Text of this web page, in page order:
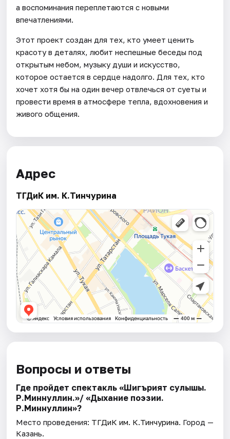
а воспоминания переплетаются с новыми
впечатлениями.
Этот проект создан для тех, кто умеет ценить
красоту в деталях, любит неспешные беседы под
открытым небом, музыку души и искусство,
которое остается в сердце надолго. Для тех, кто
хочет хотя бы на один вечер отвлечься от суеты и
провести время в атмосфере тепла, вдохновения и
живого общения.
Адрес
ТГДиК им. К.Тинчурина
Вопросы и ответы
Где пройдет спектакль «Шигърият сулышы.
Р.Миннуллин.»/ «Дыхание поэзии.
Р.Миннуллин»?
Место проведения: ТГДиК им. К.Тинчурина. Город —
Казань.